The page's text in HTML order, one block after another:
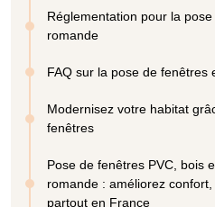
Réglementation pour la
romande
FAQ sur la pose de fenêtres
Modernisez votre habitat
fenêtres
Pose de fenêtres PVC, bois
romande : améliorez
partout en France